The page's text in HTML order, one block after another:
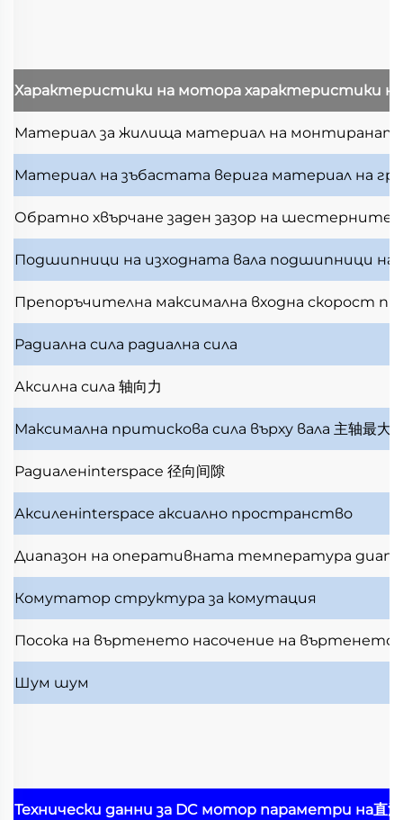
Характеристики на мотора характеристики
Материал за жилища материал на
Материал на зъбастата верига материал на
Обратно хвърчане заден зазор на шестерните
Подшипници на изходната вала подшипници на
Препоръчителна максимална входна скорост
Радиална сила радиална сила
Аксилна сила 轴向力
Максимална притискова сила върху вала 主轴最大
Радиаленinterspace 径向间隙
Аксиленinterspace аксиално пространство
Диапазон на оперативната температура
Комутатор структура за комутация
Посока на въртенето насочение на въртенето
Шум шум
Технически данни за DC мотор параметри на直